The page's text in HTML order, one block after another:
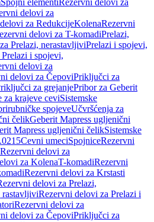
Spojni elementi Rezervni delovi za
delovi za
za RedukcijeKolenaRezervni
delovi za T-komadiPrelazi,
Prelazi, nerastavljiviPrelazi i spojevi,
i spojevi,
delovi za
delovi za ČepoviPriključci za
za grejanjePribor za Geberit
za krajeve ceviSistemske
spojeveUčvršćenja za
čelikGeberit Mapress ugljenični
Mapress ugljenični čelikSistemske
Cevni umeciSpojniceRezervni
Rezervni delovi za
za KolenaT-komadiRezervni
Rezervni delovi za Krstasti
delovi za Prelazi,
rastavljiviRezervni delovi za Prelazi i
Rezervni delovi za
delovi za ČepoviPriključci za